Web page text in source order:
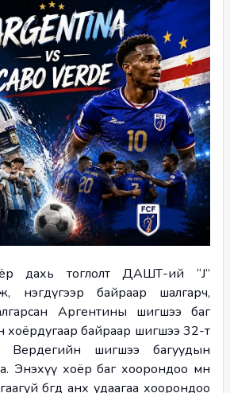
дахь тоглолт ДАШТ-ий “J”
нэгдүгээр байраар шалгарч,
Аргентины шигшээ баг
хоёрдугаар байраар шигшээ 32-т
Вердегийн шигшээ багуудын
Энэхүү хоёр баг хоорондоо өмнө
бөгөөд анх удаагаа хоорондоо